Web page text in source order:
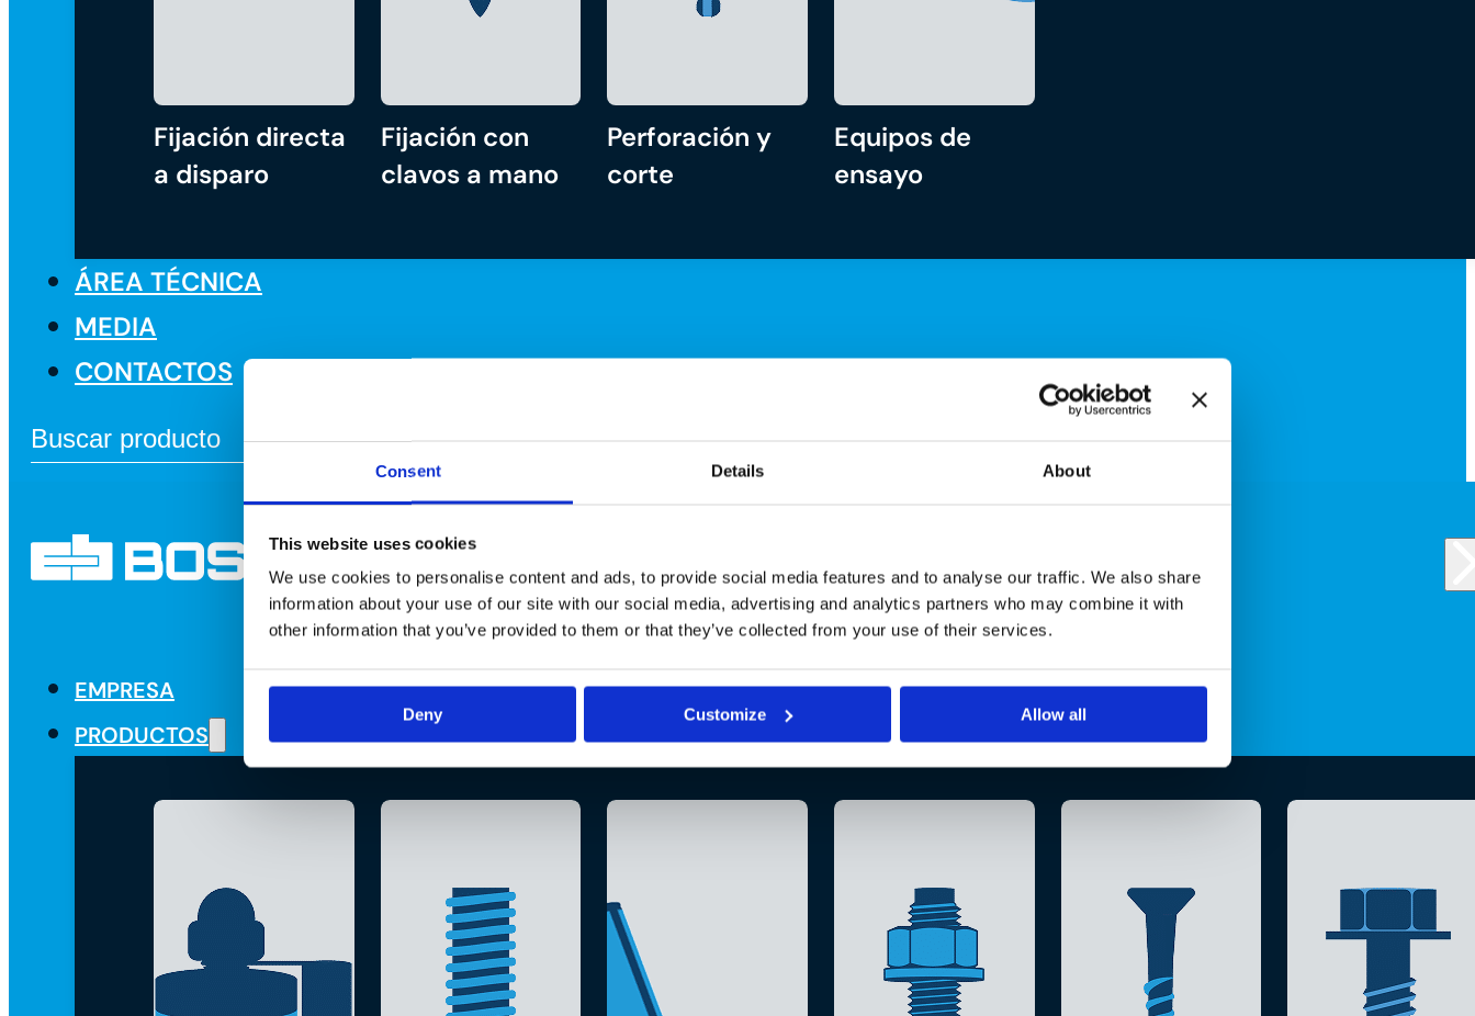
Consent Details About
This website uses cookies
We use cookies to personalise content and ads, to provide social media features and to analyse our traffic. We also share
information about your use of our site with our social media, advertising and analytics partners who may combine it with
other information that you’ve provided to them or that they’ve collected from your use of their services.
Deny Customize Allow all
Fijación directa
a disparo
Fijación con
clavos a mano
Perforación y
corte
Equipos de
ensayo
ÁREA TÉCNICA
MEDIA
CONTACTOS
EMPRESA
PRODUCTOS